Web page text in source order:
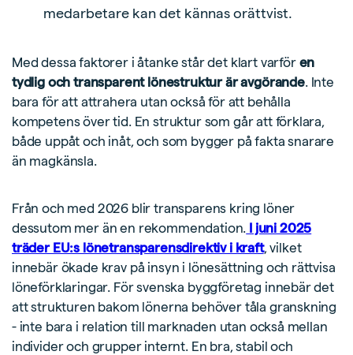
medarbetare kan det kännas orättvist.
Med dessa faktorer i åtanke står det klart varför en
tydlig och transparent lönestruktur är avgörande. Inte
bara för att attrahera utan också för att behålla
kompetens över tid. En struktur som går att förklara,
både uppåt och inåt, och som bygger på fakta snarare
än magkänsla.
Från och med 2026 blir transparens kring löner
dessutom mer än en rekommendation. I juni 2025
träder EU:s lönetransparensdirektiv i kraft, vilket
innebär ökade krav på insyn i lönesättning och rättvisa
löneförklaringar. För svenska byggföretag innebär det
att strukturen bakom lönerna behöver tåla granskning
- inte bara i relation till marknaden utan också mellan
individer och grupper internt. En bra, stabil och